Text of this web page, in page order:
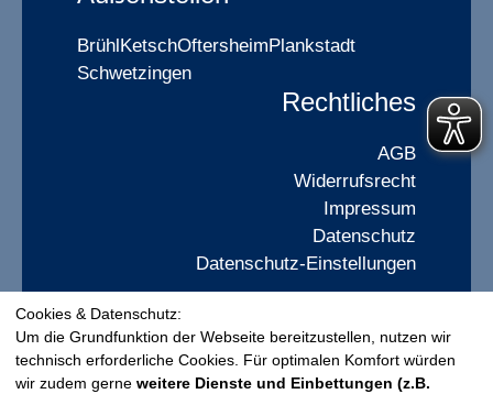
BrühlKetschOftersheimPlankstadt
Schwetzingen
Rechtliches
AGB
Widerrufsrecht
Impressum
Datenschutz
Datenschutz-Einstellungen
Cookies & Datenschutz:
Um die Grundfunktion der Webseite bereitzustellen, nutzen wir
technisch erforderliche Cookies. Für optimalen Komfort würden
wir zudem gerne weitere Dienste und Einbettungen (z.B.